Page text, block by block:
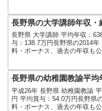
長野県の大学講師年収・
長野県 大学講師 平均年収：
与：138.7万円長野県の2014
料・ボーナス、過去の年収も公
長野県の幼稚園教諭平均
平成26年 長野県 幼稚園教諭
円 平均賞与：54.0万円長野県
料・ボーナス、過去の年収も公